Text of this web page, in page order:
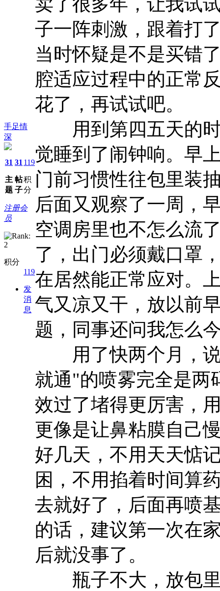
手足情
深
31
主
题
31
帖
子
119
积
分
注册会
员
积分
119
发
消
息
子一阵刺激，跟着打
当时怀疑是不是买错
腔适应过程中的正常
花了，再试试吧。
用到第四五天的时
觉睡到了闹钟响。早
门前习惯性往包里装
后面又观察了一周，
空调房里也不怎么流
了，出门必须戴口罩
在居然能正常应对。
气又凉又干，放以前
题，同事还问我怎么
用了快两个月，说
就通"的喷雾完全是两
效过了堵得更厉害，
更像是让鼻粘膜自己
好几天，不用天天惦
困，不用掐着时间算
去就好了，后面再喷
的话，建议第一次在
后就没事了。
瓶子不大，放包里